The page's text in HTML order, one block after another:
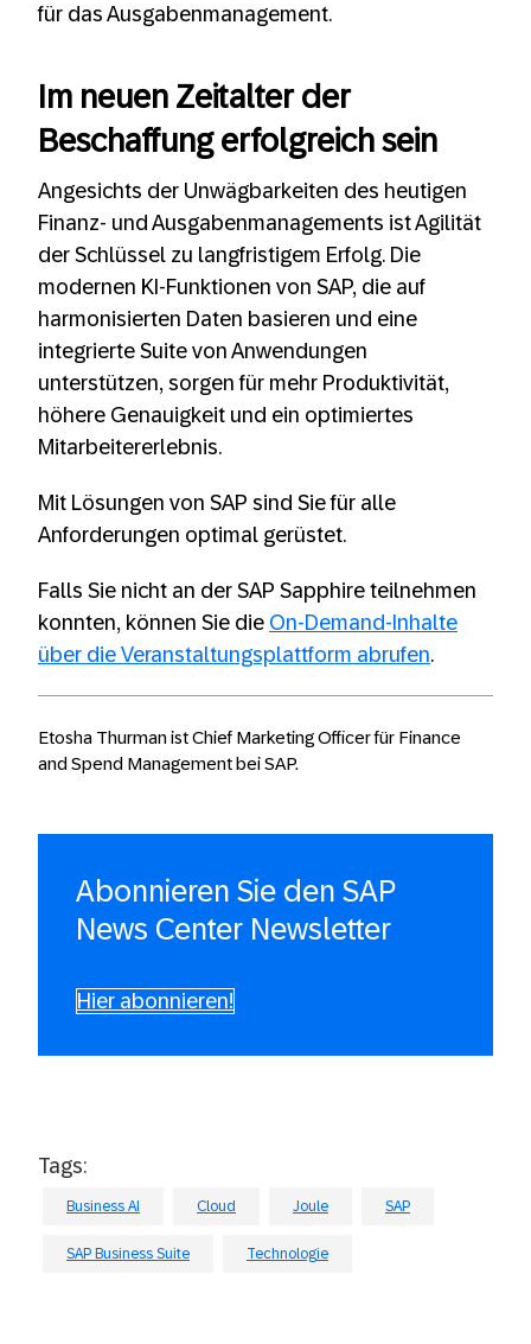
für das Ausgabenmanagement.
Im neuen Zeitalter der
Beschaffung erfolgreich sein
Angesichts der Unwägbarkeiten des heutigen
Finanz- und Ausgabenmanagements ist Agilität
der Schlüssel zu langfristigem Erfolg. Die
modernen KI-Funktionen von SAP, die auf
harmonisierten Daten basieren und eine
integrierte Suite von Anwendungen
unterstützen, sorgen für mehr Produktivität,
höhere Genauigkeit und ein optimiertes
Mitarbeitererlebnis.
Mit Lösungen von SAP sind Sie für alle
Anforderungen optimal gerüstet.
Falls Sie nicht an der SAP Sapphire teilnehmen
konnten, können Sie die On-Demand-Inhalte
über die Veranstaltungsplattform abrufen.
Etosha Thurman ist Chief Marketing Officer für Finance
and Spend Management bei SAP.
Abonnieren Sie den SAP
News Center Newsletter
Hier abonnieren!
Tags:
Business AI Cloud Joule SAP
SAP Business Suite Technologie